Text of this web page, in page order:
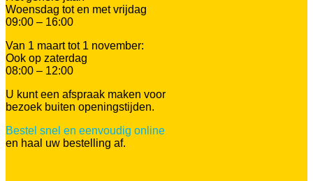
Woensdag tot en met vrijdag
09:00 – 16:00
Van 1 maart tot 1 november:
Ook op zaterdag
08:00 – 12:00
U kunt een afspraak maken voor
bezoek buiten openingstijden.
Bestel snel en eenvoudig online
en haal uw bestelling af.